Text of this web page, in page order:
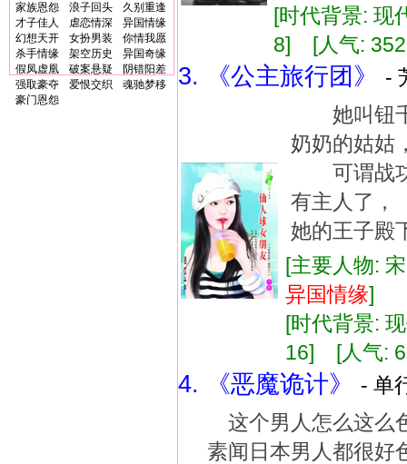
家族恩怨
浪子回头
久别重逢
才子佳人
虐恋情深
异国情缘
幻想天开
女扮男装
你情我愿
杀手情缘
架空历史
异国奇缘
假凤虚凰
破案悬疑
阴错阳差
强取豪夺
爱恨交织
魂驰梦移
豪门恩怨
[时代背景:
8] [人气:
3. 《公主旅行团》
-
她叫钮
奶奶的姑
可谓战
有主人了
她的王子
[主要人物:
异国情缘]
[时代背景:
16] [人气:
4. 《恶魔诡计》
- 单
这个男人怎么这么
素闻日本男人都很